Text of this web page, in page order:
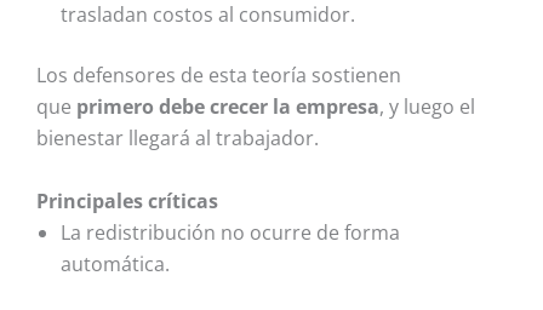
trasladan costos al consumidor.
Los defensores de esta teoría sostienen
que primero debe crecer la empresa, y luego el
bienestar llegará al trabajador.
Principales críticas
La redistribución no ocurre de forma
automática.